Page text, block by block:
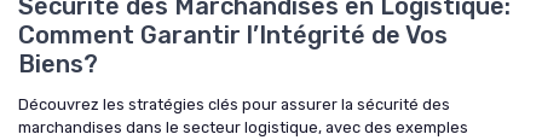
Sécurité des Marchandises en Logistique:
Comment Garantir l’Intégrité de Vos
Biens?
Découvrez les stratégies clés pour assurer la sécurité des
marchandises dans le secteur logistique, avec des exemples